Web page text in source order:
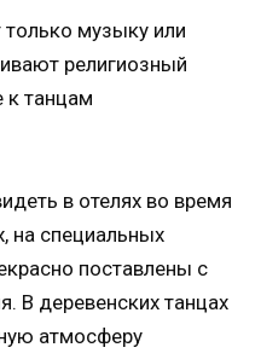
музыку или
религиозный
к танцам
в отелях во время
на специальных
поставлены с
В деревенских танцах
атмосферу